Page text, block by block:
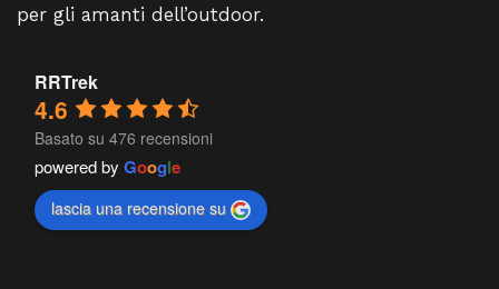
per gli amanti dell’outdoor.
RRTrek
4.6
Basato su 476 recensioni
powered by Google
lascia una recensione su